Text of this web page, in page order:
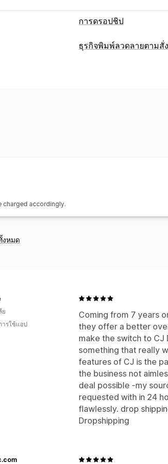
การดรอปชิป
สินค้าที่คุณขายได้
ธุรกิจพิมพ์ลวดลายตามสั่
charged accordingly.
งหมด
Coming from 7 years
they offer a better
make the switch to CJ
something that really
features of CJ is the
the business not
deal possible -my
requested with in 24
flawlessly. drop
Dropshipping
ย
ารใช้แอป